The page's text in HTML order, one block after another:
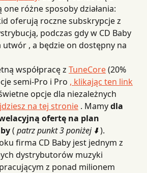
one różne sposoby działania:
oferują roczne subskrypcje z
podczas gdy w CD Baby
utwór , a będzie on dostępny na
współpracę z TuneCore (20%
semi-Pro i Pro , klikając ten link
opcje dla niezależnych
na tej stronie . Mamy dla
ofertę na plan
( patrz punkt 3 poniżej ⬇️ ).
firma CD Baby jest jednym z
dystrybutorów muzyki
z ponad milionem